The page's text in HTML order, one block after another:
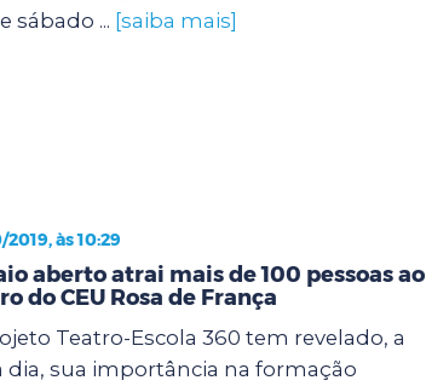
sábado ... [saiba mais]
às 10:29
aberto atrai mais de 100 pessoas ao
do CEU Rosa de França
Teatro-Escola 360 tem revelado, a
dia, sua importância na formação